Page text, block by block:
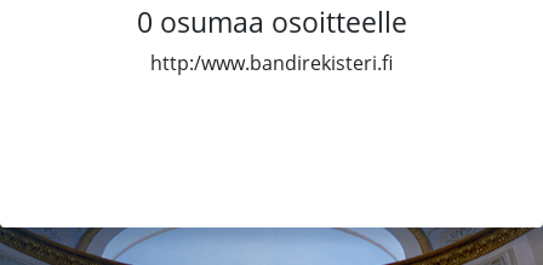
0 osumaa osoitteelle
http:/www.bandirekisteri.fi